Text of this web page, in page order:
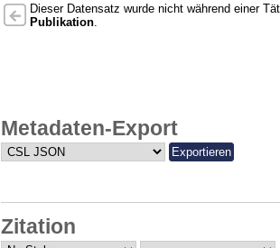
Dieser Datensatz wurde nicht während einer
Publikation
Metadaten-Export
Zitation